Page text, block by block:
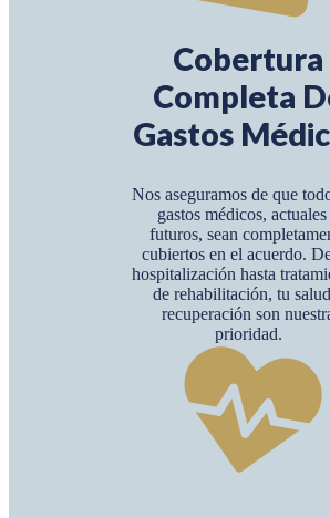
Cobertura
Completa
Gastos
Nos aseguramos de que
gastos médicos,
futuros, sean
cubiertos en el acuerdo.
hospitalización hasta
de rehabilitación, tu
recuperación son
prioridad.